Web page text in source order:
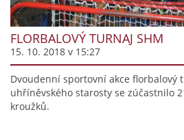
FLORBALOVÝ TURNAJ SHM
15. 10. 2018 v 15:27
Dvoudenní sportovní akce florbalový
uhříněvského starosty se zúčastnilo
kroužků.